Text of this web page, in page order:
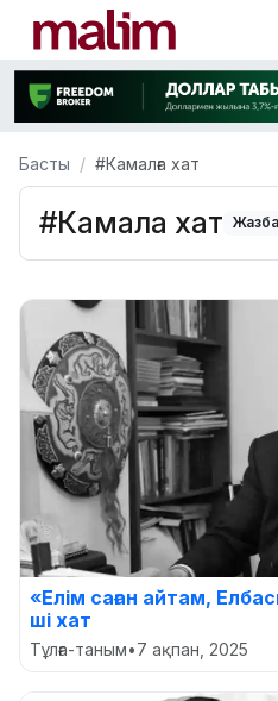
Басты #Камалға хат
#Камалға хат
«Елім саған айтам,
ші хат
Тұлға-таным•7 ақпан, 2025